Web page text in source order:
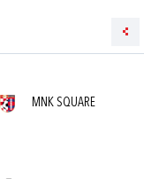
MNK SQUARE